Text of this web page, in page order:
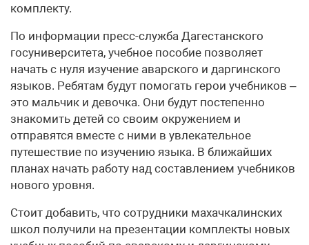
комплекту.
По информации пресс-служба Дагестанского
госуниверситета, учебное пособие позволяет
начать с нуля изучение аварского и даргинского
языков. Ребятам будут помогать герои учебников –
это мальчик и девочка. Они будут постепенно
знакомить детей со своим окружением и
отправятся вместе с ними в увлекательное
путешествие по изучению языка. В ближайших
планах начать работу над составлением учебников
нового уровня.
Стоит добавить, что сотрудники махачкалинских
школ получили на презентации комплекты новых